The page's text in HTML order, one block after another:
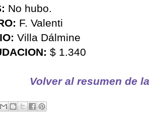
No hubo.
F. Valenti
Villa Dálmine
$ 1.340
Volver al resumen de